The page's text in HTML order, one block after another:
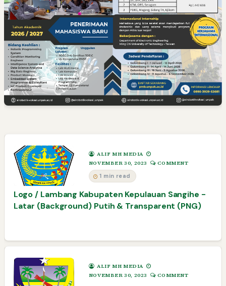
ALIF MH MEDIA
NOVEMBER 30, 2023
COMMENT
1 min read
Logo / Lambang Kabupaten Kepulauan Sangihe -
Latar (Background) Putih & Transparent (PNG)
ALIF MH MEDIA
NOVEMBER 30, 2023
COMMENT